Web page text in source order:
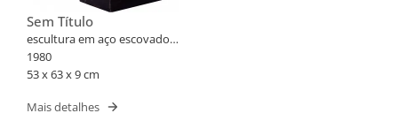
Sem Título
escultura em aço escovado
em base de madeira
1980
53 x 63 x 9 cm
Mais detalhes